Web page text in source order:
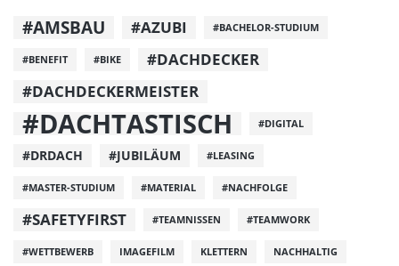
#AMSBAU #AZUBI #BACHELOR-STUDIUM
#BENEFIT #BIKE
#DACHDECKER
#DACHDECKERMEISTER
#DACHTASTISCH #DIGITAL
#DRDACH #JUBILÄUM #LEASING
#MASTER-STUDIUM #MATERIAL #NACHFOLGE
#SAFETYFIRST #TEAMNISSEN #TEAMWORK
#WETTBEWERB IMAGEFILM KLETTERN NACHHALTIG